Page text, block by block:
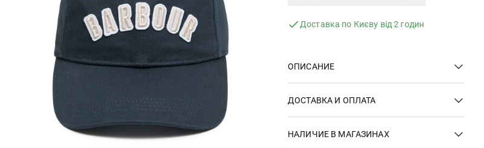
Доставка по Києву від 2 годин
ОПИСАНИЕ
ДОСТАВКА И ОПЛАТА
НАЛИЧИЕ В МАГАЗИНАХ